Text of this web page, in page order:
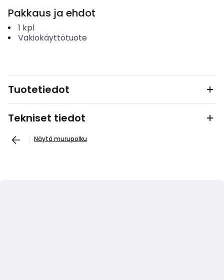
Pakkaus ja ehdot
1 kpl
Vakiokäyttötuote
Tuotetiedot
Tekniset tiedot
Näytä murupolku